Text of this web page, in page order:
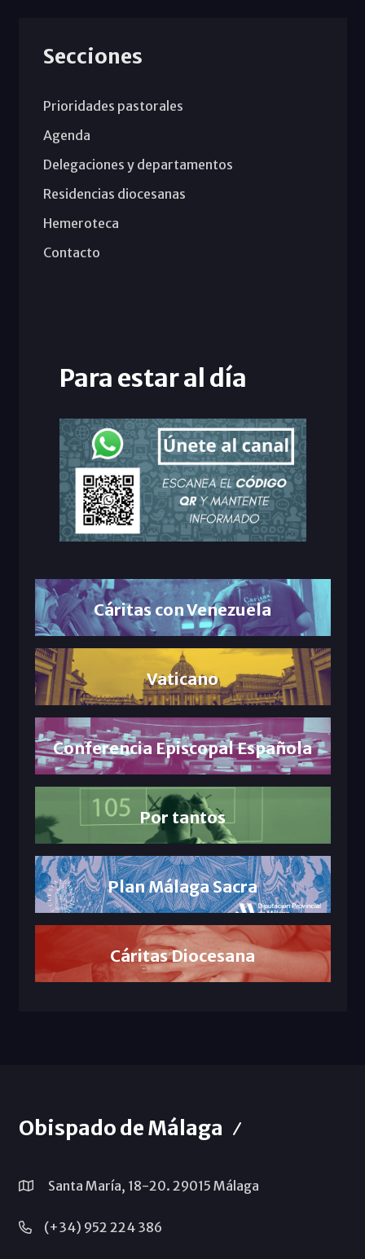
Secciones
Prioridades pastorales
Agenda
Delegaciones y departamentos
Residencias diocesanas
Hemeroteca
Contacto
Para estar al día
Cáritas con Venezuela
Vaticano
Conferencia Episcopal Española
Por tantos
Plan Málaga Sacra
Cáritas Diocesana
Obispado de Málaga
Santa María, 18-20. 29015 Málaga
(+34) 952 224 386